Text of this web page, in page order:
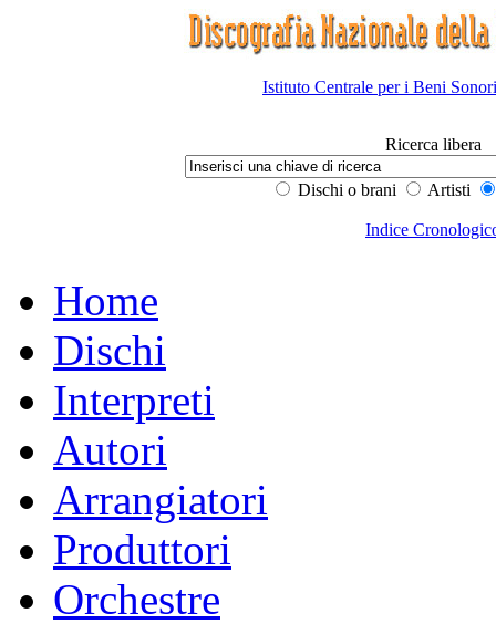
Istituto Centrale per i Beni
Ricerca libera
Dischi o brani Artisti
Indice
Home
Dischi
Interpreti
Autori
Arrangiatori
Produttori
Orchestre